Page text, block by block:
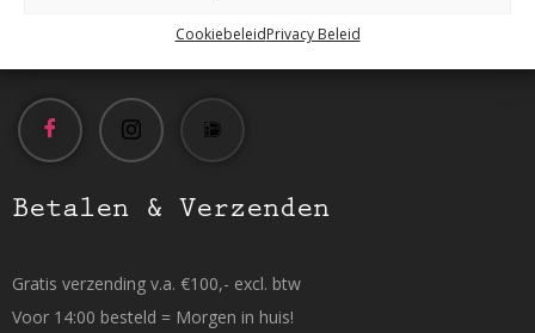
CookiebeleidPrivacy Beleid
info@mfacademy.nl
Betalen & Verzenden
Gratis verzending v.a. €100,- excl. btw
Voor 14:00 besteld = Morgen in huis!